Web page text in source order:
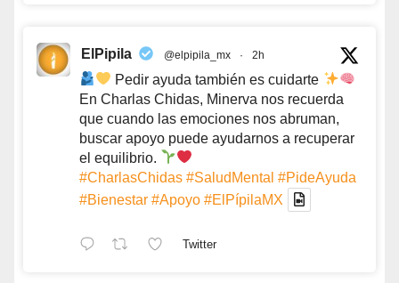
ElPipila @elpipila_mx · 2h
Pedir ayuda también es cuidarte
En Charlas Chidas, Minerva nos recuerda
que cuando las emociones nos abruman,
buscar apoyo puede ayudarnos a recuperar
el equilibrio.
#CharlasChidas #SaludMental #PideAyuda
#Bienestar #Apoyo #ElPípilaMX
Twitter